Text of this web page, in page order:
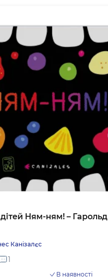
Ням-ням! – Гарольд
Канізалєс
1
В наявності